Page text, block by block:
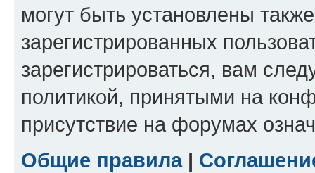
могут быть установлены
зарегистрированных
зарегистрироваться, вам
политикой, принятыми на
присутствие на форумах
Общие правила|